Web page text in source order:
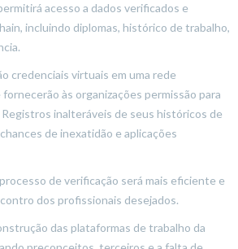
acesso a dados verificados e
incluindo diplomas, histórico de trabalho,
credenciais virtuais em uma rede
às organizações permissão para
inalteráveis ​​de seus históricos de
de inexatidão e aplicações
de verificação será mais eficiente e
dos profissionais desejados.
das plataformas de trabalho da